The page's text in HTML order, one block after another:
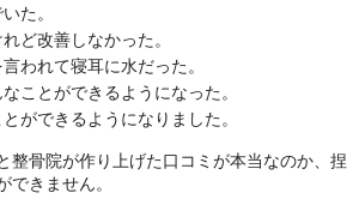
た。
ど改善しなかった。
われて寝耳に水だった。
ことができるようになった。
ができるようになりました。
整骨院が作り上げた口コミが本当なのか、捏
できません。